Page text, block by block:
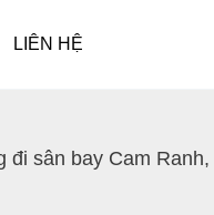
LIÊN HỆ
đi sân bay Cam Ranh,